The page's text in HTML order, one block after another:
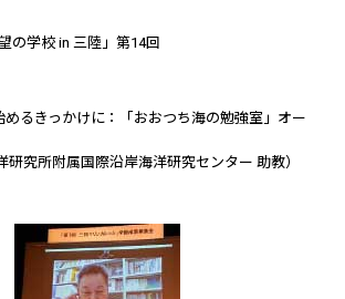
の学校 in 三陸」第14回
るきっかけに：「おおつち海の勉強室」オー
研究所附属国際沿岸海洋研究センター 助教）